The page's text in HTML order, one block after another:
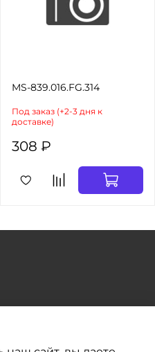
MS-839.016.FG.314
Под заказ (+2-3 дня к
доставке)
308 ₽